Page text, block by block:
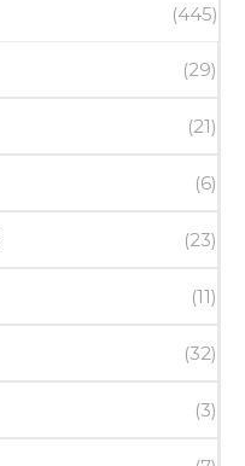
(445)
(29)
(21)
(6)
(23)
(11)
(32)
(3)